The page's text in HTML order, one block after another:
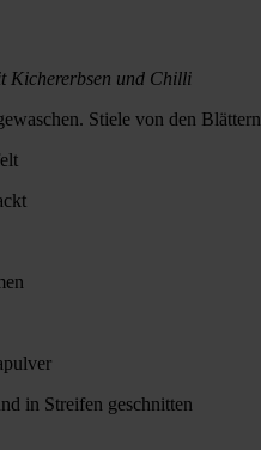
Kichererbsen und Chilli
Stiele von den
in Streifen geschnitten